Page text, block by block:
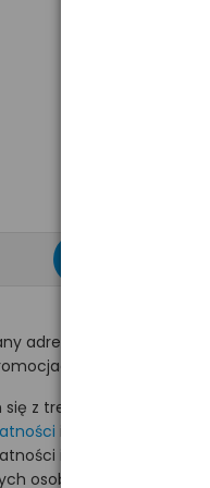
adres e-mail
na hurt.com.pl.
z treścią i akceptuję
i wyrażam zgodę
osobowych na